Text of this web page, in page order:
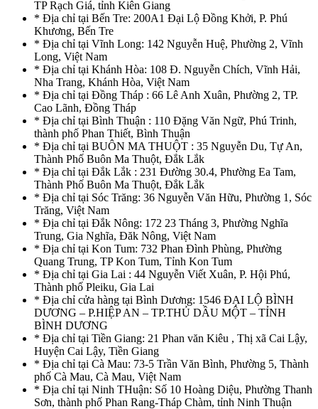
TP Rạch Giá, tỉnh Kiên Giang
* Địa chỉ tại Bến Tre: 200A1 Đại Lộ Đồng Khởi, P. Phú
Khương, Bến Tre
* Địa chỉ tại Vĩnh Long: 142 Nguyễn Huệ, Phường 2, Vĩnh
Long, Việt Nam
* Địa chỉ tại Khánh Hòa: 108 Đ. Nguyễn Chích, Vĩnh Hải,
Nha Trang, Khánh Hòa, Việt Nam
* Địa chỉ tại Đồng Tháp : 66 Lê Anh Xuân, Phường 2, TP.
Cao Lãnh, Đồng Tháp
* Địa chỉ tại Bình Thuận : 110 Đặng Văn Ngữ, Phú Trinh,
thành phố Phan Thiết, Bình Thuận
* Địa chỉ tại BUÔN MA THUỘT : 35 Nguyễn Du, Tự An,
Thành Phố Buôn Ma Thuột, Đắk Lắk
* Địa chỉ tại Đắk Lắk : 231 Đường 30.4, Phường Ea Tam,
Thành Phố Buôn Ma Thuột, Đắk Lắk
* Địa chỉ tại Sóc Trăng: 36 Nguyễn Văn Hữu, Phường 1, Sóc
Trăng, Việt Nam
* Địa chỉ tại Đắk Nông: 172 23 Tháng 3, Phường Nghĩa
Trung, Gia Nghĩa, Đăk Nông, Việt Nam
* Địa chỉ tại Kon Tum: 732 Phan Đình Phùng, Phường
Quang Trung, TP Kon Tum, Tỉnh Kon Tum
* Địa chỉ tại Gia Lai : 44 Nguyễn Viết Xuân, P. Hội Phú,
Thành phố Pleiku, Gia Lai
* Địa chỉ cửa hàng tại Bình Dương: 1546 ĐẠI LỘ BÌNH
DƯƠNG – P.HIỆP AN – TP.THỦ DẦU MỘT – TỈNH
BÌNH DƯƠNG
* Địa chỉ tại Tiền Giang: 21 Phan văn Kiêu , Thị xã Cai Lậy,
Huyện Cai Lậy, Tiền Giang
* Địa chỉ tại Cà Mau: 73-5 Trần Văn Bình, Phường 5, Thành
phố Cà Mau, Cà Mau, Việt Nam
* Địa chỉ tại Ninh THuận: Số 10 Hoàng Diệu, Phường Thanh
Sơn, thành phố Phan Rang-Tháp Chàm, tỉnh Ninh Thuận